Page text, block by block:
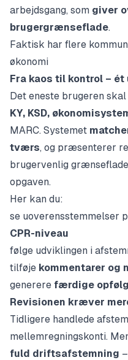
arbejdsgang, som giver
brugergrænseflade.
Faktisk har flere
økonomi
Fra kaos til kontrol – ét
Det eneste brugeren skal
KY, KSD,
MARC. Systemet
tværs, og præsenterer
brugervenlig
opgaven.
Her kan du:
se uoverensstemmelser
CPR-niveau
følge udviklingen i
tilføje kommentarer og
generere færdige
Revisionen kræver
Tidligere handlede
mellemregningskonti.
fuld driftsafstemning